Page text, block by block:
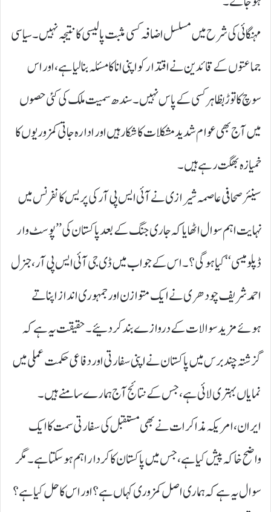
مہنگائی کی شرح میں مسلسل اضافہ کسی مثبت پالیسی کا نتیجہ نہیں۔ سیاسی
جماعتوں کے قائدین نے اقتدار کو اپنی انا کا مسئلہ بنا لیا ہے، اور اس
سوچ کا توڑ بظاہر کسی کے پاس نہیں۔ سندھ سمیت ملک کی کئی حصوں
میں آج بھی عوام شدید مشکلات کا شکار ہیں اور ادارہ جاتی کمزوریوں کا
خمیازہ بھگت رہے ہیں۔
سینئر صحافی عاصمہ شیرازی نے آئی ایس پی آر کی پریس کانفرنس میں
نہایت اہم سوال اٹھایا کہ جاری جنگ کے بعد پاکستان کی ’’ پوسٹ وار
ڈپلومیسی‘‘ کیا ہوگی؟۔ اس کے جواب میں ڈی جی آئی ایس پی آر، جنرل
احمد شریف چودھری نے ایک متوازن اور جمہوری انداز اپناتے
ہوئے مزید سوالات کے دروازے بند کر دئیے۔ حقیقت یہ ہے کہ
گزشتہ چند برس میں پاکستان نے اپنی سفارتی اور دفاعی حکمت عملی میں
نمایاں بہتری لائی ہے، جس کے نتائج آج ہمارے سامنے ہیں۔
ایران، امریکہ مذاکرات نے بھی مستقبل کی سفارتی سمت کا ایک
واضح خاکہ پیش کیا ہے، جس میں پاکستان کا کردار اہم ہو سکتا ہے۔ مگر
سوال یہ ہے کہ ہماری اصل کمزوری کہاں ہے؟ اور اس کا حل کیا ہے؟